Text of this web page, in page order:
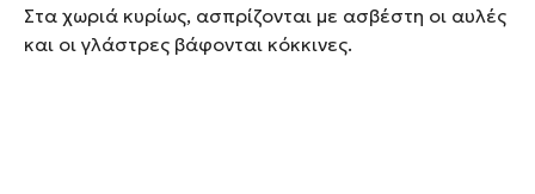
Στα χωριά κυρίως, ασπρίζονται με ασβέστη οι αυλές
και οι γλάστρες βάφονται κόκκινες.